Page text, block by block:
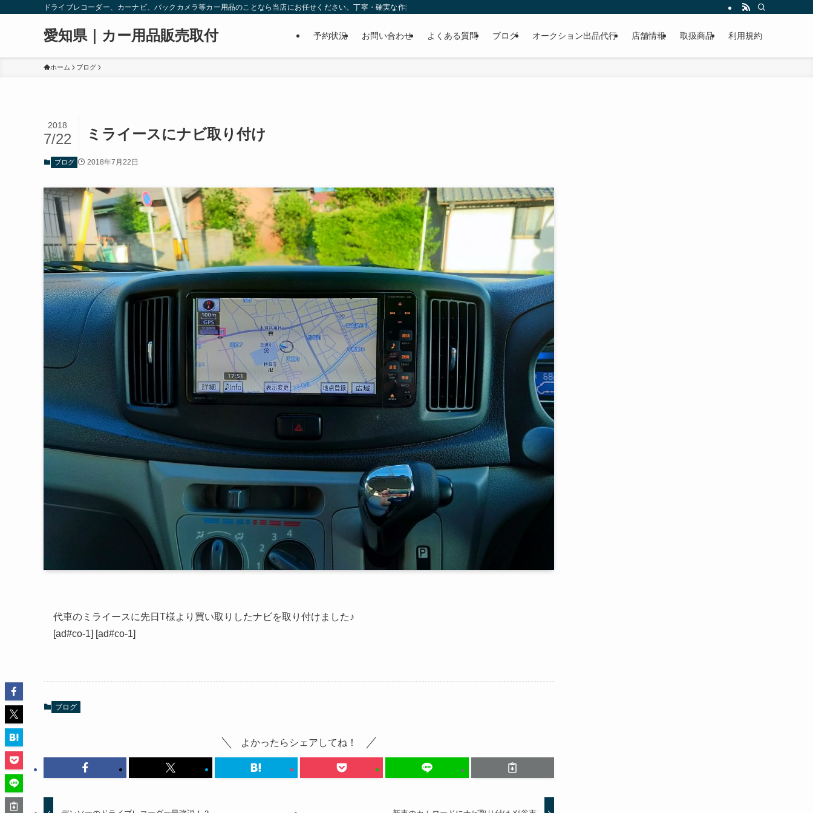
ドライブレコーダー、カーナビ、バックカメラ等カー用品のことなら当店にお任せください。丁寧・確実な作業で個人様だけでなくディーラーの外注作業もこなしています。出張対応、代車完備、見積り無料です。気軽にお問い合
愛知県｜カー用品販売取付 予約状況 お問い合わせ よくある質問 ブログ オークション出品代行 店舗情報 取扱商品 利用規約
ホーム ブログ
ミライースにナビ取り付け
2018
7/22
ブログ 2018年7月22日
代車のミライースに先日T様より買い取りしたナビを取り付けました♪
[ad#co-1] [ad#co-1]
ブログ
よかったらシェアしてね！